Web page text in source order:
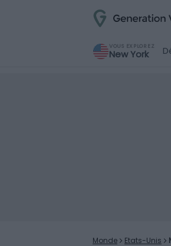
VOUS EXPLOREZ
New York
Monde Etats-Unis